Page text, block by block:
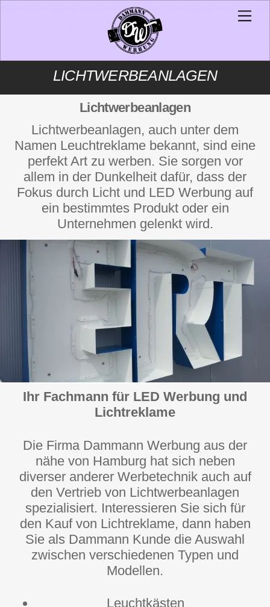
LICHTWERBEANLAGEN
Lichtwerbeanlagen
Lichtwerbeanlagen, auch unter dem
Namen Leuchtreklame bekannt, sind eine
perfekt Art zu werben. Sie sorgen vor
allem in der Dunkelheit dafür, dass der
Fokus durch Licht und LED Werbung auf
ein bestimmtes Produkt oder ein
Unternehmen gelenkt wird.
Ihr Fachmann für LED Werbung und
Lichtreklame
Die Firma Dammann Werbung aus der
nähe von Hamburg hat sich neben
diverser anderer Werbetechnik auch auf
den Vertrieb von Lichtwerbeanlagen
spezialisiert. Interessieren Sie sich für
den Kauf von Lichtreklame, dann haben
Sie als Dammann Kunde die Auswahl
zwischen verschiedenen Typen und
Modellen.
Leuchtkästen